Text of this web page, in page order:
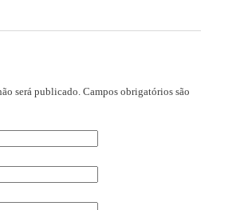
será publicado. Campos obrigatórios são